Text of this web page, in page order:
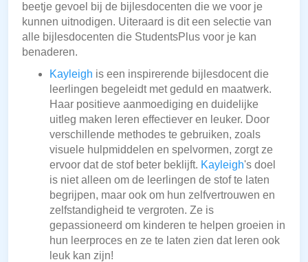
beetje gevoel bij de bijlesdocenten die we voor je
kunnen uitnodigen. Uiteraard is dit een selectie van
alle bijlesdocenten die StudentsPlus voor je kan
benaderen.
Kayleigh is een inspirerende bijlesdocent die
leerlingen begeleidt met geduld en maatwerk.
Haar positieve aanmoediging en duidelijke
uitleg maken leren effectiever en leuker. Door
verschillende methodes te gebruiken, zoals
visuele hulpmiddelen en spelvormen, zorgt ze
ervoor dat de stof beter beklijft. Kayleigh's doel
is niet alleen om de leerlingen de stof te laten
begrijpen, maar ook om hun zelfvertrouwen en
zelfstandigheid te vergroten. Ze is
gepassioneerd om kinderen te helpen groeien in
hun leerproces en ze te laten zien dat leren ook
leuk kan zijn!